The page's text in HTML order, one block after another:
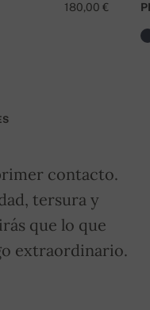
180,00 €
contacto.
tersura y
que lo que
extraordinario.